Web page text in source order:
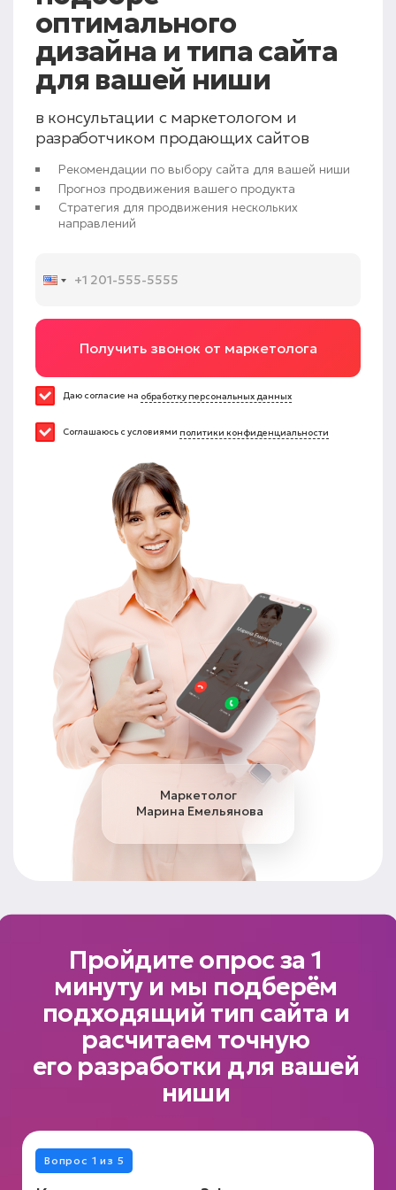
оптимального
дизайна и типа сайта
для вашей ниши
в консультации с маркетологом и
разработчиком продающих сайтов
Рекомендации по выбору сайта для вашей ниши
Прогноз продвижения вашего продукта
Стратегия для продвижения нескольких
направлений
Получить звонок от маркетолога
Даю согласие на обработку персональных данных
Соглашаюсь с условиями политики конфиденциальности
Маркетолог
Марина Емельянова
Пройдите опрос за 1
минуту и мы подберём
подходящий тип сайта и
расчитаем точную
его разработки для вашей
ниши
Вопрос 1 из 5
Вопрос 2 из 5
Вопрос 3 из 5
Вопрос 4 из 5